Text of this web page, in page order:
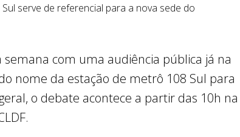
serve de referencial para a nova sede do
com uma audiência pública já na
nome da estação de metrô 108 Sul para
o debate acontece a partir das 10h na